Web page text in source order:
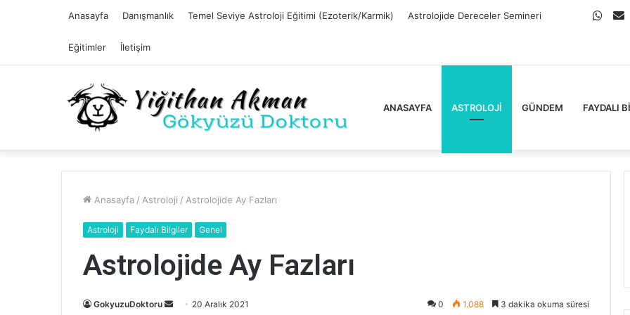
Anasayfa Danışmanlık Temel Seviye Astroloji Eğitimi (Ezoterik/Karmik) Astrolojide Dereceler Semineri
Eğitimler İletişim
E-
ANASAYFA ASTROLOJI GÜNDEM FAYDALI
Anasayfa / Astroloji / Astrolojide Ay Fazları
Astroloji Faydalı Bilgiler Genel
Astrolojide Ay Fazları
GokyuzuDoktoru
Bir
20 Aralık 2021 0 1.088 3 dakika okuma süresi